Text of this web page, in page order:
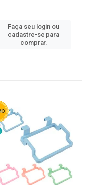
Faça seu login ou
cadastre-se para
comprar.